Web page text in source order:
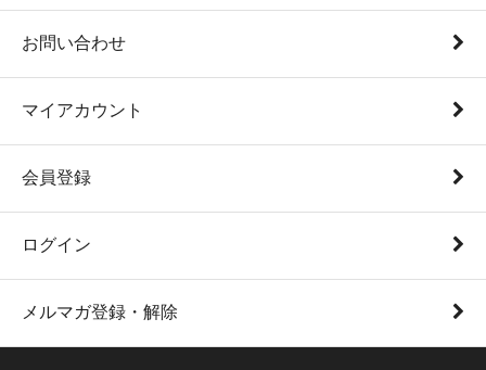
お問い合わせ
マイアカウント
会員登録
ログイン
メルマガ登録・解除